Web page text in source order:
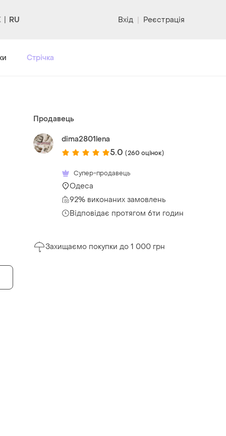
RU Вхід | Реєстрація
Стрічка
Продавець
dima2801lena
5.0 (260 оцінок)
Супер-продавець
Одеса
92% виконаних замовлень
Відповідає протягом 6ти годин
Захищаємо покупки до 1 000 грн